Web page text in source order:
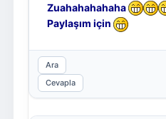
Zuahahahahaha
Paylaşım için
Ara
Cevapla